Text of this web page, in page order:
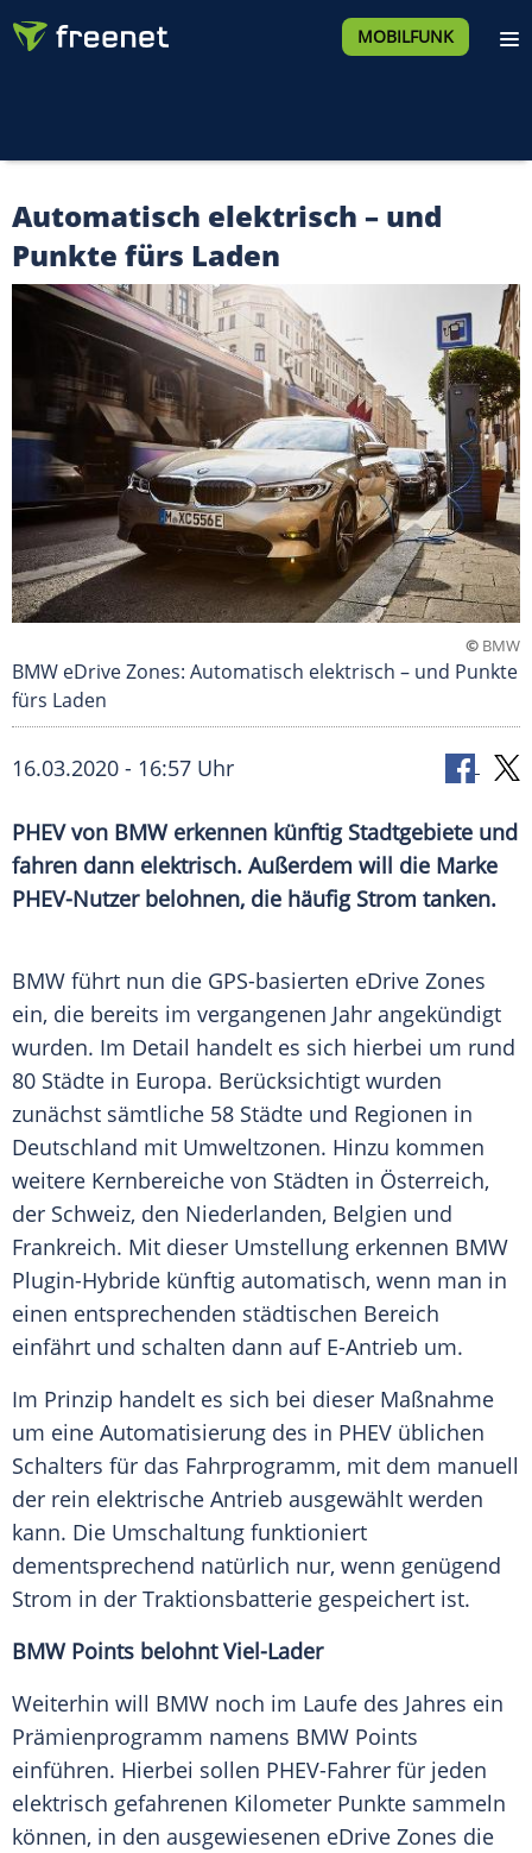
MOBILFUNK
Automatisch elektrisch – und
Punkte fürs Laden
© BMW
BMW eDrive Zones: Automatisch elektrisch – und Punkte
fürs Laden
16.03.2020 - 16:57 Uhr
PHEV von BMWerkennen künftig Stadtgebiete und
fahren dann elektrisch. Außerdem will die Marke
PHEV-Nutzer belohnen, die häufig Strom tanken.
BMW führt nun die GPS-basierten eDrive Zones
ein, die bereits im vergangenen Jahr angekündigt
wurden. Im Detail handelt es sich hierbei um rund
80 Städte in Europa. Berücksichtigt wurden
zunächst sämtliche 58 Städte und Regionen in
Deutschland mit Umweltzonen. Hinzu kommen
weitere Kernbereiche von Städten in Österreich,
der Schweiz, den Niederlanden, Belgien und
Frankreich. Mit dieser Umstellung erkennen BMW
Plugin-Hybride künftig automatisch, wenn man in
einen entsprechenden städtischen Bereich
einfährt und schalten dann auf E-Antrieb um.
Im Prinzip handelt es sich bei dieser Maßnahme
um eine Automatisierung des in PHEV üblichen
Schalters für das Fahrprogramm, mit dem manuell
der rein elektrische Antrieb ausgewählt werden
kann. Die Umschaltung funktioniert
dementsprechend natürlich nur, wenn genügend
Strom in der Traktionsbatterie gespeichert ist.
BMW Points belohnt Viel-Lader
Weiterhin will BMW noch im Laufe des Jahres ein
Prämienprogramm namens BMW Points
einführen. Hierbei sollen PHEV-Fahrer für jeden
elektrisch gefahrenen Kilometer Punkte sammeln
können, in den ausgewiesenen eDrive Zones die